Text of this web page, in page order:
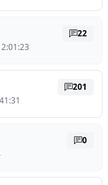
22
201
0